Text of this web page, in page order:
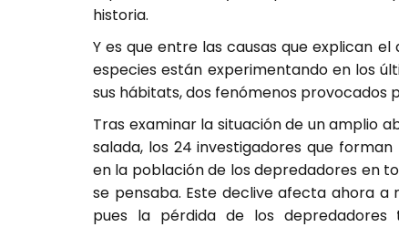
historia.
Y es que entre las causas que explican
especies están experimentando en los
sus hábitats, dos fenómenos provocados
Tras examinar la situación de un amplio
salada, los 24 investigadores que
en la población de los depredadores en
se pensaba. Este declive afecta ahora
pues la pérdida de los depredadores